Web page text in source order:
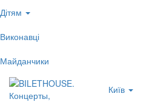
Дітям
Виконавці
Майданчики
Київ